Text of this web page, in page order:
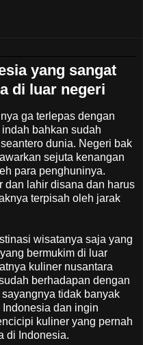
yang sangat
di luar negeri
ga terlepas dengan
bahkan sudah
dunia. Negeri bak
sejuta kenangan
para penghuninya.
dan lahir disana dan harus
terpisah oleh jarak
wisatanya saja yang
bermukim di luar
kuliner nusantara
berhadapan dengan
tidak banyak
dan ingin
kuliner yang pernah
di Indonesia.